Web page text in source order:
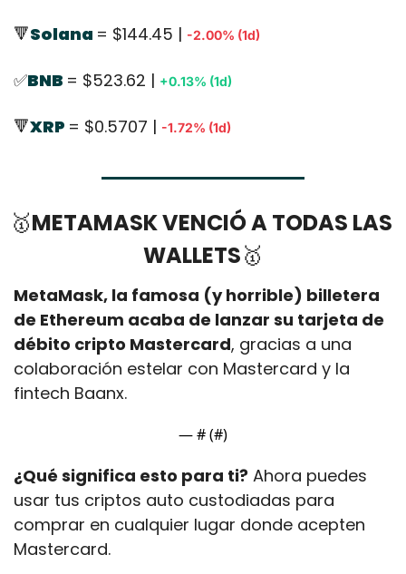
🔻Solana = $144.45 | -2.00% (1d)
✅BNB = $523.62 | +0.13% (1d)
🔻XRP = $0.5707 | -1.72% (1d)
🥇METAMASK VENCIÓ A TODAS LAS
WALLETS🥇
MetaMask, la famosa (y horrible) billetera
de Ethereum acaba de lanzar su tarjeta de
débito cripto Mastercard, gracias a una
colaboración estelar con Mastercard y la
fintech Baanx.
— # (#)
¿Qué significa esto para ti? Ahora puedes
usar tus criptos auto custodiadas para
comprar en cualquier lugar donde acepten
Mastercard.